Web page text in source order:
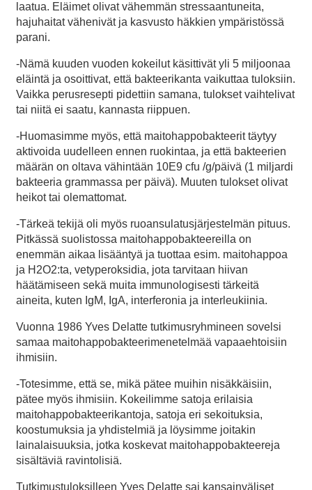
laatua. Eläimet olivat vähemmän stressaantuneita,
hajuhaitat vähenivät ja kasvusto häkkien ympäristössä
parani.
-Nämä kuuden vuoden kokeilut käsittivät yli 5 miljoonaa
eläintä ja osoittivat, että bakteerikanta vaikuttaa tuloksiin.
Vaikka perusresepti pidettiin samana, tulokset vaihtelivat
tai niitä ei saatu, kannasta riippuen.
-Huomasimme myös, että maitohappobakteerit täytyy
aktivoida uudelleen ennen ruokintaa, ja että bakteerien
määrän on oltava vähintään 10E9 cfu /g/päivä (1 miljardi
bakteeria grammassa per päivä). Muuten tulokset olivat
heikot tai olemattomat.
-Tärkeä tekijä oli myös ruoansulatusjärjestelmän pituus.
Pitkässä suolistossa maitohappobakteereilla on
enemmän aikaa lisääntyä ja tuottaa esim. maitohappoa
ja H2O2:ta, vetyperoksidia, jota tarvitaan hiivan
häätämiseen sekä muita immunologisesti tärkeitä
aineita, kuten IgM, IgA, interferonia ja interleukiinia.
Vuonna 1986 Yves Delatte tutkimusryhmineen sovelsi
samaa maitohappobakteerimenetelmää vapaaehtoisiin
ihmisiin.
-Totesimme, että se, mikä pätee muihin nisäkkäisiin,
pätee myös ihmisiin. Kokeilimme satoja erilaisia
maitohappobakteerikantoja, satoja eri sekoituksia,
koostumuksia ja yhdistelmiä ja löysimme joitakin
lainalaisuuksia, jotka koskevat maitohappobakteereja
sisältäviä ravintolisiä.
Tutkimustuloksilleen Yves Delatte sai kansainväliset